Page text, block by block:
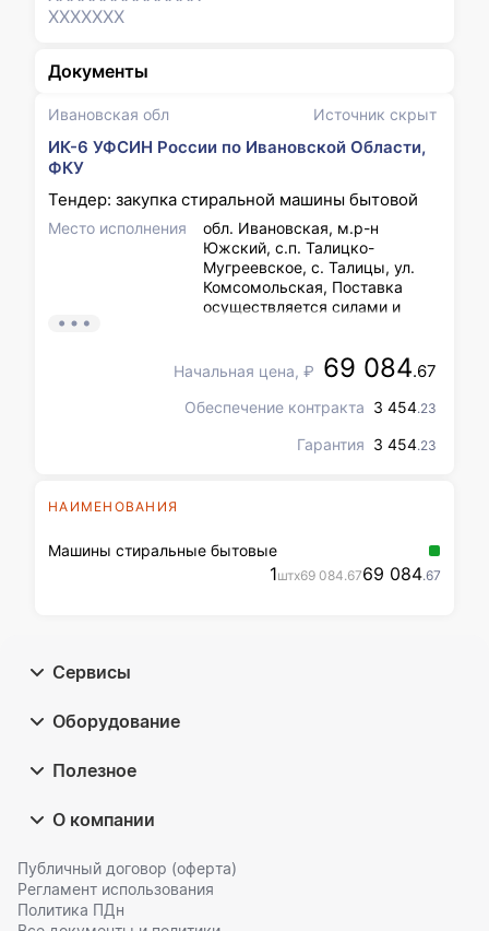
Ивановская обл Источник скрыт
ИК-6 УФСИН России по Ивановской Области,
ФКУ
Тендер: закупка стиральной машины бытовой
Место исполнения
обл. Ивановская, м.р-н
Южский, с.п. Талицко-
Мугреевское, с. Талицы, ул.
Комсомольская, Поставка
осуществляется силами и
приемки Товара: 155644
Ивановская область, Южский
район, с.Талицы, ул.
поставки Товара: в течение
Начальная цена, ₽ 69 084.67
Обеспечение контракта 3 454.23
Гарантия 3 454.23
НАИМЕНОВАНИЯ
Машины стиральные бытовые
1штx69 084.6769 084.67
XXXXXXX
Документы
Сервисы
Оборудование
Полезное
О компании
Публичный договор (оферта)
Регламент использования
Политика ПДн